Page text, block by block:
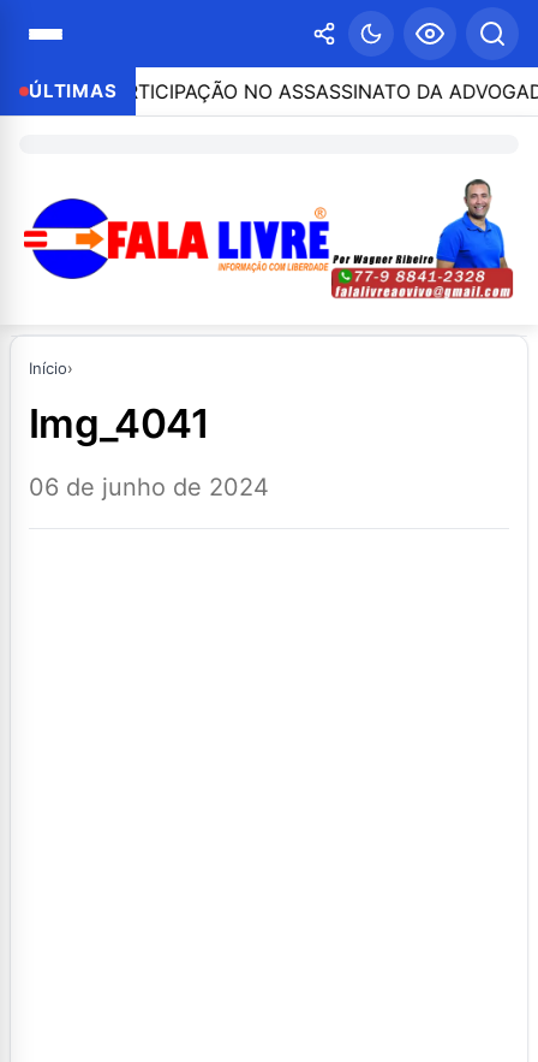
ÚLTIMAS
POR PARTICIPAÇÃO NO ASSASSINATO DA ADVOGADA
Início›
img_4041
06 de junho de 2024